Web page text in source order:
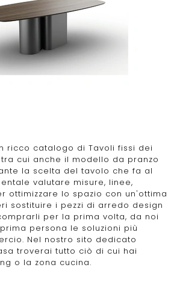
ricco catalogo di Tavoli fissi dei
cui anche il modello da pranzo
la scelta del tavolo che fa al
valutare misure, linee,
ottimizzare lo spazio con un'ottima
sostituire i pezzi di arredo design
per la prima volta, da noi
persona le soluzioni più
Nel nostro sito dedicato
troverai tutto ciò di cui hai
o la zona cucina.